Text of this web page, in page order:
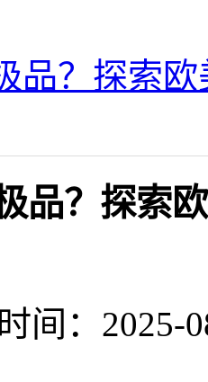
品？探索
品？探索
间：2025-